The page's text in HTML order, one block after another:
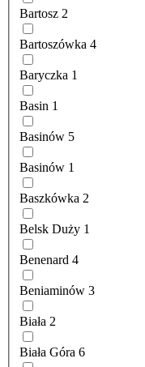
Bartosz 2
Bartoszówka 4
Baryczka 1
Basin 1
Basinów 5
Basinów 1
Baszkówka 2
Belsk Duży 1
Benenard 4
Beniaminów 3
Biała 2
Biała Góra 6